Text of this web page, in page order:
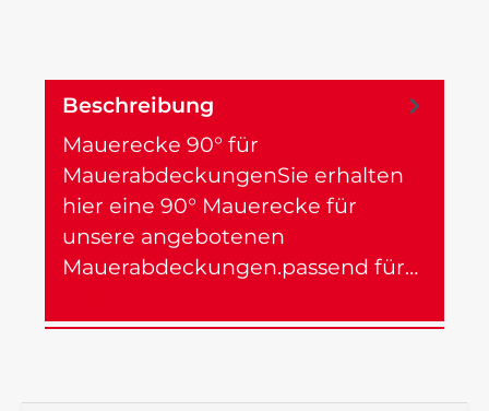
Beschreibung
Mauerecke 90° für
MauerabdeckungenSie erhalten
hier eine 90° Mauerecke für
unsere angebotenen
Mauerabdeckungen.passend für…